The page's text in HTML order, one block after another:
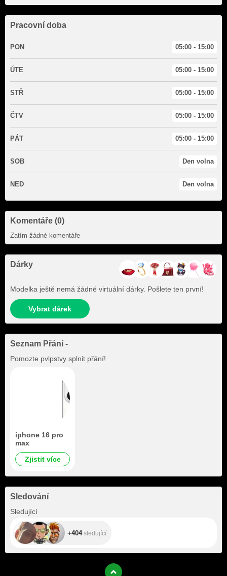
Pracovní doba
PON 05:00 - 15:00
ÚTE 05:00 - 15:00
STŘ 05:00 - 15:00
ČTV 05:00 - 15:00
PÁT 05:00 - 15:00
SOB Den volna
NED Den volna
Komentáře (0)
Zatím žádné komentáře
Dárky
Modelka ještě nemá žádné virtuální dárky. Pošlete ten první!
Vybrat dárek
Seznam Přání -
Pomozte pvlpstvy splnit přání!
iphone 16 pro
max
Zjistit více
Sledování
Sledující
+404sledující